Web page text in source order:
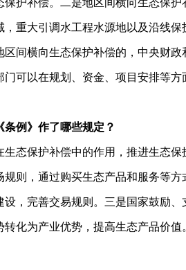
护补偿。二是地区间横向生态保
重大引调水工程水源地以及沿线
间横向生态保护补偿的，中央财
可以在规划、资金、项目安排等
例》作了哪些规定？
态保护补偿中的作用，推进生态
则，通过购买生态产品和服务等
，完善交易规则。三是国家鼓励
化为产业优势，提高生态产品价